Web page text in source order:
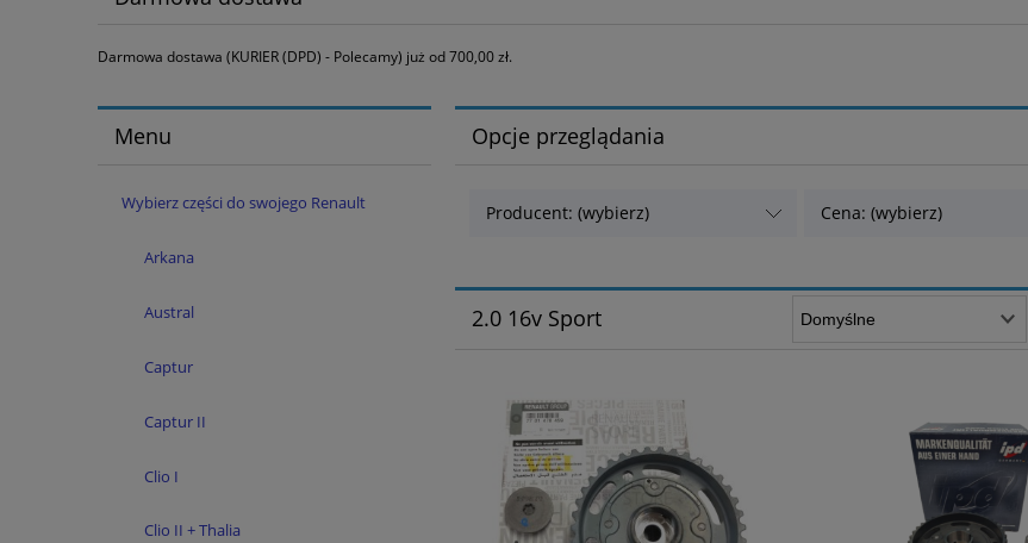
Darmowa dostawa (KURIER (DPD) - Polecamy) już od 700,00 zł.
Menu
Wybierz części do swojego Renault
Arkana
Austral
Captur
Captur II
Clio I
Clio II + Thalia
Opcje przeglądania
Producent: (wybierz) Cena: (wybierz)
2.0 16v Sport